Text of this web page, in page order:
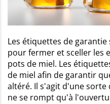
Les étiquettes de
pour fermer et sceller les
pots de miel. Les
de miel afin de garantir
altéré. Il s'agit d'une
ne se rompt qu'à